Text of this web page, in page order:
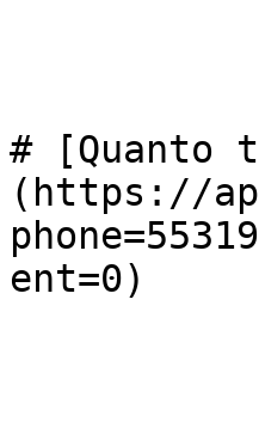
# [Quanto
(https://
ent=0)